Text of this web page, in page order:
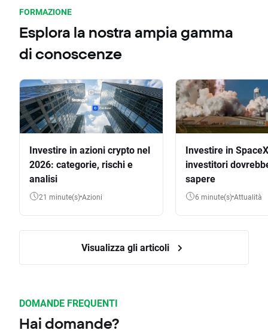
FORMAZIONE
Esplora la nostra ampia gamma
di conoscenze
Investire in azioni crypto nel
2026: categorie, rischi e
analisi
21 minute(s) Azioni
Investire in
investitori
sapere
6 minute(s) Attualità
Visualizza gli articoli
DOMANDE FREQUENTI
Hai domande?